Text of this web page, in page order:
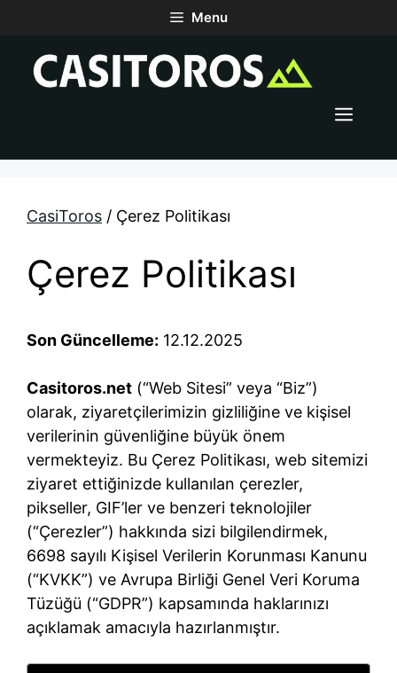
Menu
CasiToros / Çerez Politikası
Çerez Politikası
Son Güncelleme: 12.12.2025
Casitoros.net (“Web Sitesi” veya “Biz”)
olarak, ziyaretçilerimizin gizliliğine ve kişisel
verilerinin güvenliğine büyük önem
vermekteyiz. Bu Çerez Politikası, web sitemizi
ziyaret ettiğinizde kullanılan çerezler,
pikseller, GIF’ler ve benzeri teknolojiler
(“Çerezler”) hakkında sizi bilgilendirmek,
6698 sayılı Kişisel Verilerin Korunması Kanunu
(“KVKK”) ve Avrupa Birliği Genel Veri Koruma
Tüzüğü (“GDPR”) kapsamında haklarınızı
açıklamak amacıyla hazırlanmıştır.